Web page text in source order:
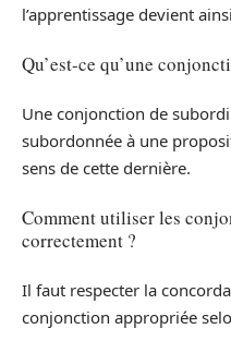
l’apprentissage devient
Qu’est-ce qu’une
Une conjonction de
subordonnée à une
sens de cette dernière.
Comment utiliser les
correctement ?
Il faut respecter la
conjonction appropriée